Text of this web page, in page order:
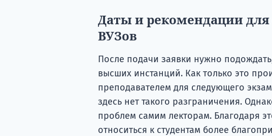
Даты и рекомендации для
ВУЗов
После подачи заявки нужно
высших инстанций. Как только это
преподавателем для следующего
здесь нет такого разграничения.
проблем самим лекторам. Благодаря
относиться к студентам более